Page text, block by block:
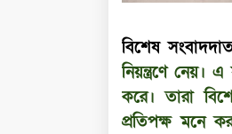
বিশেষ
নিয়ন্ত্রণে
করে। তারা
প্রতিপক্ষ মনে